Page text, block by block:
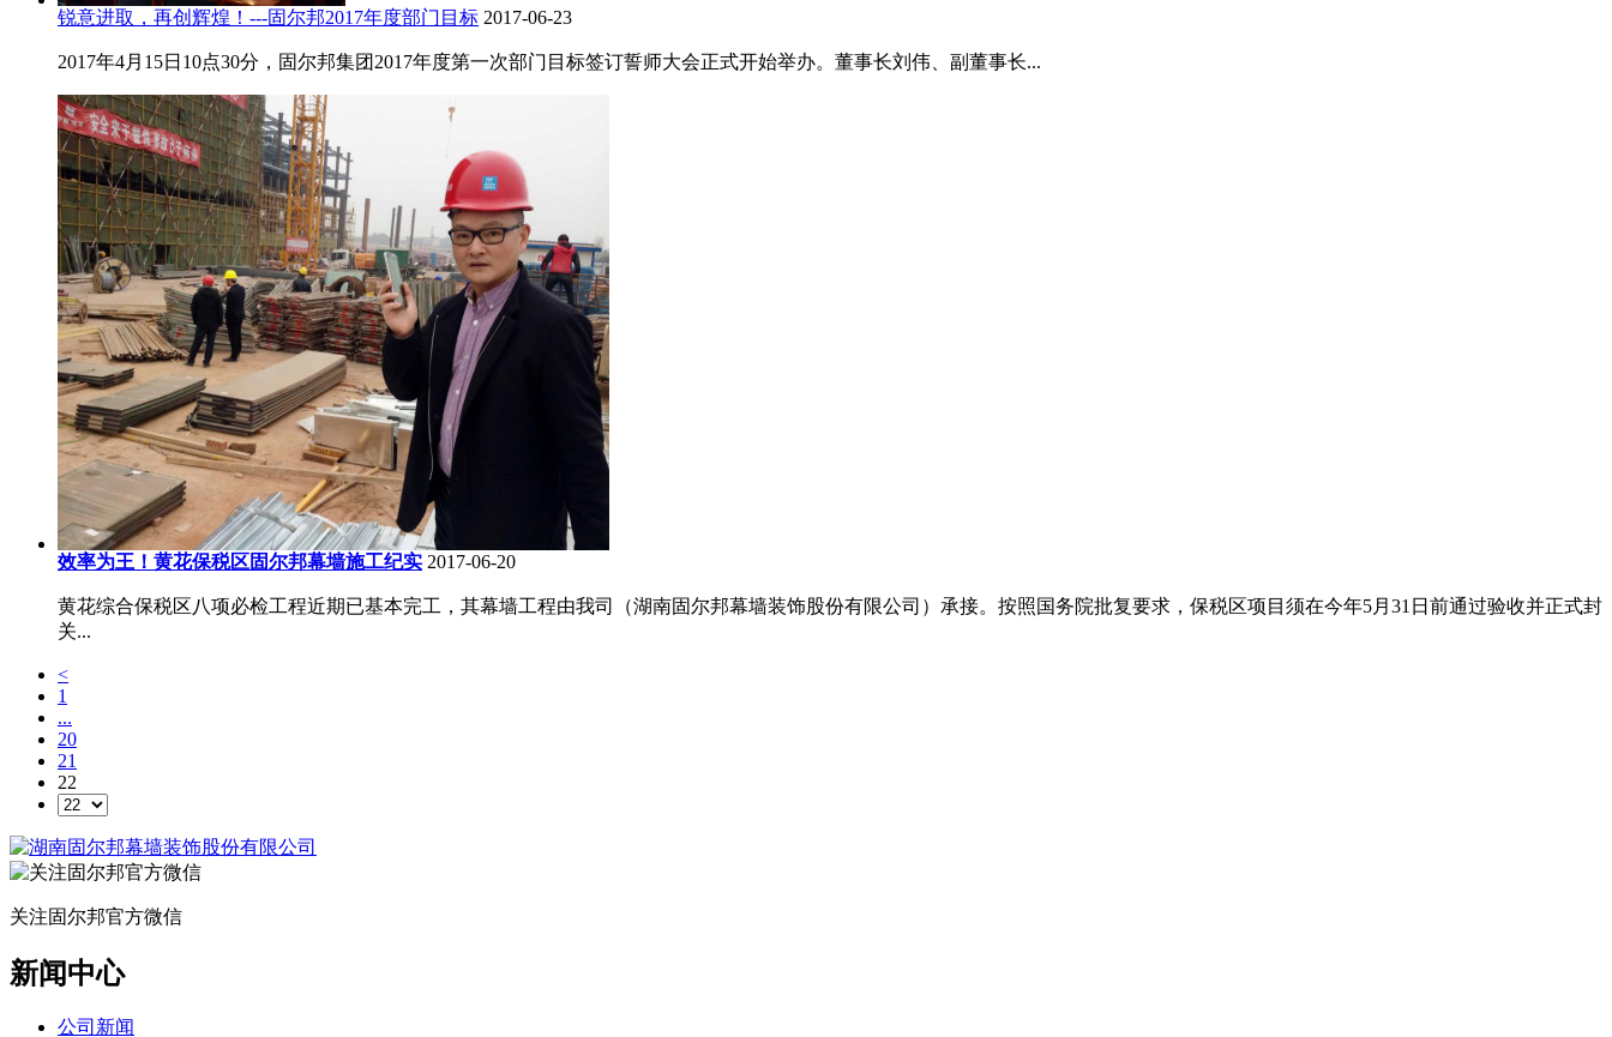
锐意进取，再创辉煌！---固尔邦2017年度部门目标 2017-06-23
2017年4月15日10点30分，固尔邦集团2017年度第一次部门目标签订誓师大会正式开始举办。董事长刘伟、副董事长...
效率为王！黄花保税区固尔邦幕墙施工纪实 2017-06-20
黄花综合保税区八项必检工程近期已基本完工，其幕墙工程由我司（湖南固尔邦幕墙装饰股份有限公司）承接。按照国务院批复要求，保税区项目须在今年5月31日前通过验收并正式封
关...
<
1
...
20
21
22
关注固尔邦官方微信
新闻中心
公司新闻